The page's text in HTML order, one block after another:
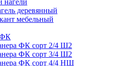
деревянный
мебельный
ФК
ФК сорт 2/4 Ш2
ФК сорт 3/4 Ш2
ФК сорт 4/4 НШ